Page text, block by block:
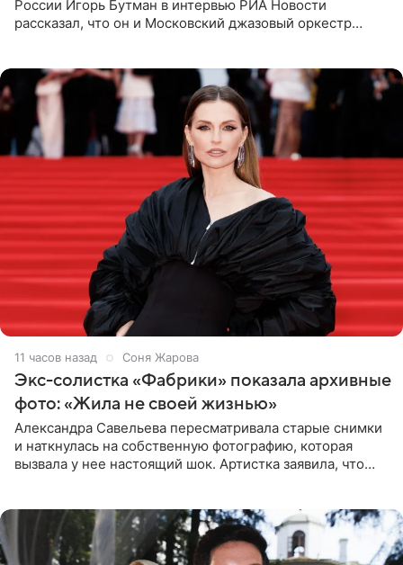
России Игорь Бутман в интервью РИА Новости
рассказал, что он и Московский джазовый оркестр
11 часов назад Соня Жарова
Экс-солистка «Фабрики» показала архивные
фото: «Жила не своей жизнью»
Александра Савельева пересматривала старые снимки
и наткнулась на собственную фотографию, которая
вызвала у нее настоящий шок. Артистка заявила, что